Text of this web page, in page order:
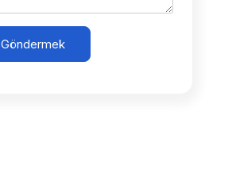
Göndermek